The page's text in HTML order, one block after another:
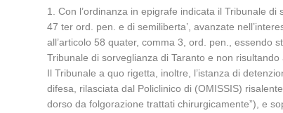
1. Con l’ordinanza in epigrafe indicata il Tribunale
47 ter ord. pen. e di semiliberta’, avanzate
all’articolo 58 quater, comma 3, ord. pen., essendo
Tribunale di sorveglianza di Taranto e non
Il Tribunale a quo rigetta, inoltre, l’istanza di
difesa, rilasciata dal Policlinico di (OMISSIS)
dorso da folgorazione trattati chirurgicamente”), e